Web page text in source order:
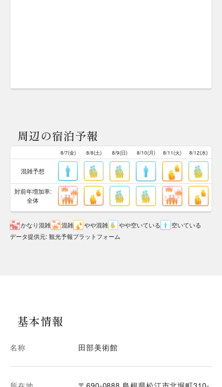
周辺の宿泊予報
8/7(金) 8/8(土) 8/9(日) 8/10(月) 8/11(火) 8/12(水)
混雑予想
対前年増加率:
全体
かなり混雑 混雑 やや混雑 やや空いている
空いている
データ提供元: 観光予報プラットフォーム
基本情報
名称 田部美術館